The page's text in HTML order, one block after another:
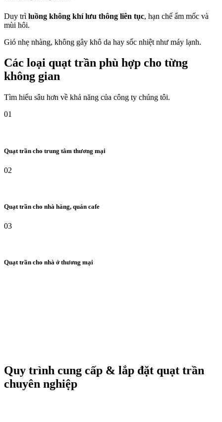
Duy trì luồng không khí lưu thông liên tục, hạn chế ẩm mốc và
mùi hôi.
Gió nhẹ nhàng, không gây khô da hay sốc nhiệt như máy lạnh.
Các loại quạt trần phù hợp cho từng
không gian
Tìm hiểu sâu hơn về khả năng của công ty chúng tôi.
01
Quạt trần cho trung tâm thương mại
02
Quạt trần cho nhà hàng, quán cafe
03
Quạt trần cho nhà ở thương mại
Quy trình cung cấp & lắp đặt quạt trần
chuyên nghiệp